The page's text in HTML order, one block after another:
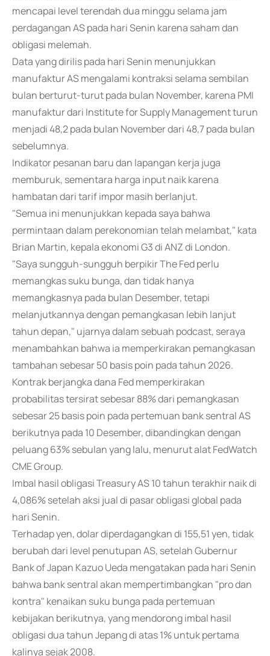
mencapai level terendah dua minggu selama jam
perdagangan AS pada hari Senin karena saham dan
obligasi melemah.
Data yang dirilis pada hari Senin menunjukkan
manufaktur AS mengalami kontraksi selama sembilan
bulan berturut-turut pada bulan November, karena PMI
manufaktur dari Institute for Supply Management turun
menjadi 48,2 pada bulan November dari 48,7 pada bulan
sebelumnya.
Indikator pesanan baru dan lapangan kerja juga
memburuk, sementara harga input naik karena
hambatan dari tarif impor masih berlanjut.
"Semua ini menunjukkan kepada saya bahwa
permintaan dalam perekonomian telah melambat," kata
Brian Martin, kepala ekonomi G3 di ANZ di London.
"Saya sungguh-sungguh berpikir The Fed perlu
memangkas suku bunga, dan tidak hanya
memangkasnya pada bulan Desember, tetapi
melanjutkannya dengan pemangkasan lebih lanjut
tahun depan," ujarnya dalam sebuah podcast, seraya
menambahkan bahwa ia memperkirakan pemangkasan
tambahan sebesar 50 basis poin pada tahun 2026.
Kontrak berjangka dana Fed memperkirakan
probabilitas tersirat sebesar 88% dari pemangkasan
sebesar 25 basis poin pada pertemuan bank sentral AS
berikutnya pada 10 Desember, dibandingkan dengan
peluang 63% sebulan yang lalu, menurut alat FedWatch
CME Group.
Imbal hasil obligasi Treasury AS 10 tahun terakhir naik di
4,086% setelah aksi jual di pasar obligasi global pada
hari Senin.
Terhadap yen, dolar diperdagangkan di 155,51 yen, tidak
berubah dari level penutupan AS, setelah Gubernur
Bank of Japan Kazuo Ueda mengatakan pada hari Senin
bahwa bank sentral akan mempertimbangkan "pro dan
kontra" kenaikan suku bunga pada pertemuan
kebijakan berikutnya, yang mendorong imbal hasil
obligasi dua tahun Jepang di atas 1% untuk pertama
kalinya sejak 2008.